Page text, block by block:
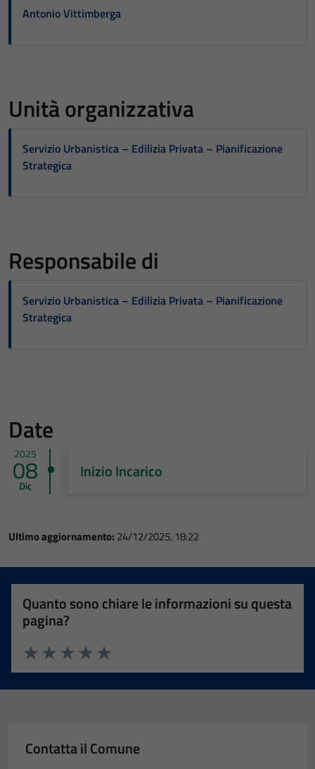
Antonio Vittimberga
Unità organizzativa
Servizio Urbanistica – Edilizia Privata – Pianificazione
Strategica
Responsabile di
Servizio Urbanistica – Edilizia Privata – Pianificazione
Strategica
Date
2025
08
Dic
Inizio Incarico
Ultimo aggiornamento: 24/12/2025, 18:22
Quanto sono chiare le informazioni su questa
pagina?
Valuta 5 stelle su 5
Valuta 4 stelle su 5
Valuta 3 stelle su 5
Valuta 2 stelle su 5
Valuta 1 stelle su 5
Contatta il Comune